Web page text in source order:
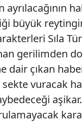
ayrılacağının
büyük
Sıla
gerilimden
dair çıkan
vuracak